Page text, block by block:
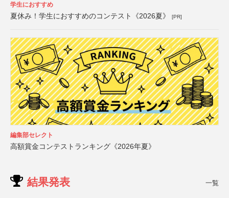
学生におすすめ
夏休み！学生におすすめのコンテスト《2026夏》 [PR]
編集部セレクト
高額賞金コンテストランキング《2026年夏》
結果発表 一覧